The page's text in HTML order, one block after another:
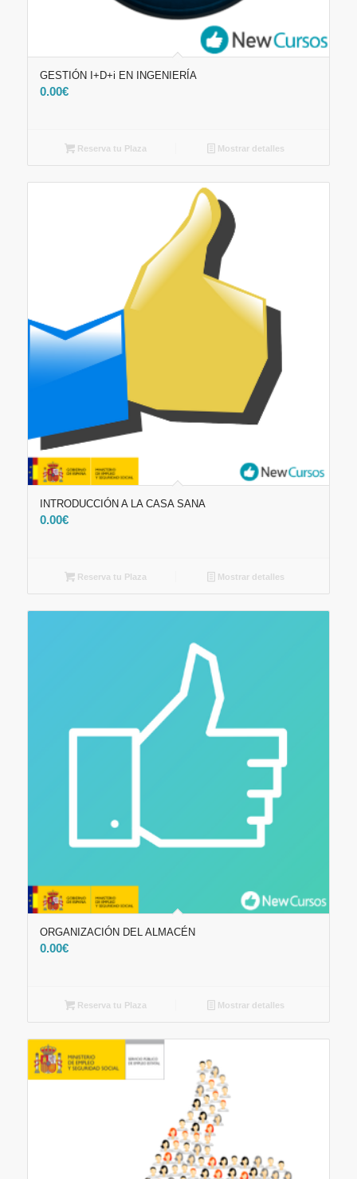
GESTIÓN I+D+i EN INGENIERÍA
0.00€
Reserva tu Plaza Mostrar detalles
INTRODUCCIÓN A LA CASA SANA
0.00€
Reserva tu Plaza Mostrar detalles
ORGANIZACIÓN DEL ALMACÉN
0.00€
Reserva tu Plaza Mostrar detalles